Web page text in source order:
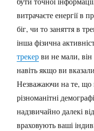
витрачаєте енергії в
біг, чи то заняття в
інша фізична
трекерви не мали,
навіть якщо ви
Незважаючи на те, що
різноманітні
надзвичайно далекі
враховують ваші